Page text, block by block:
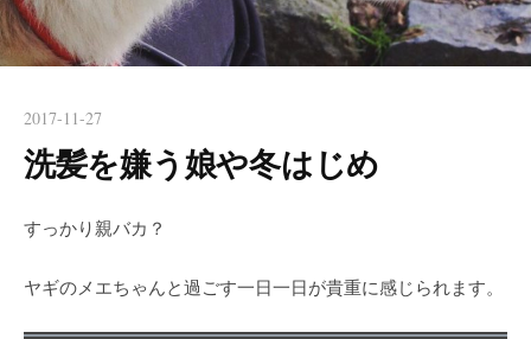
2017-11-27
洗髪を嫌う娘や冬はじめ
すっかり親バカ？
ヤギのメエちゃんと過ごす一日一日が貴重に感じられます。